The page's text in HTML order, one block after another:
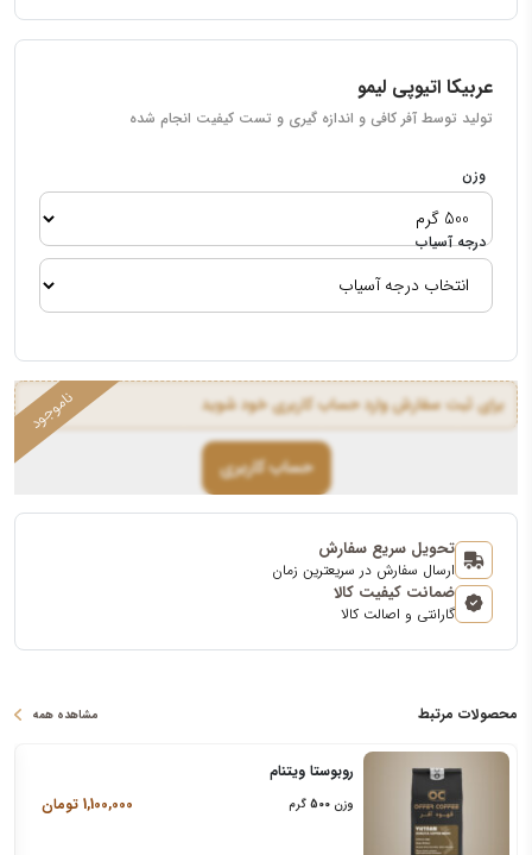
عربیکا اتیوپی لیمو
تولید توسط آفر کافی و اندازه گیری و تست کیفیت انجام شده
وزن
درجه آسیاب
برای ثبت سفارش وارد حساب کاربری خود شوید
حساب کاربری
تحویل سریع سفارش
ارسال سفارش در سریعترین زمان
ضمانت کیفیت کالا
گارانتی و اصالت کالا
محصولات مرتبط مشاهده همه
روبوستا ویتنام
وزن 500 گرم 1,100,000 تومان